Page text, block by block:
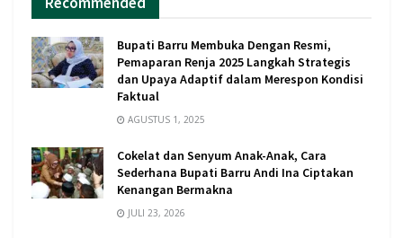
Bupati Barru Membuka Dengan Resmi,
Pemaparan Renja 2025 Langkah Strategis
dan Upaya Adaptif dalam Merespon Kondisi
Faktual
AGUSTUS 1, 2025
Cokelat dan Senyum Anak-Anak, Cara
Sederhana Bupati Barru Andi Ina Ciptakan
Kenangan Bermakna
JULI 23, 2026